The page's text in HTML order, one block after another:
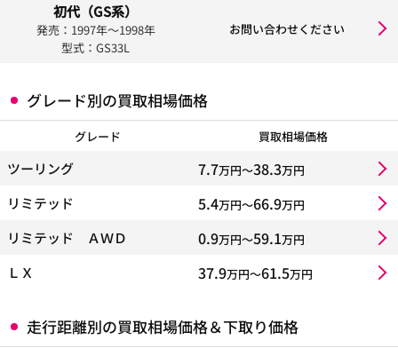
初代（GS系）
発売：1997年〜1998年
型式：GS33L
お問い合わせください
グレード別の買取相場価格
グレード 買取相場価格
ツーリング 7.7万円〜38.3万円
リミテッド 5.4万円〜66.9万円
リミテッド ＡＷＤ 0.9万円〜59.1万円
ＬＸ 37.9万円〜61.5万円
走行距離別の買取相場価格＆下取り価格